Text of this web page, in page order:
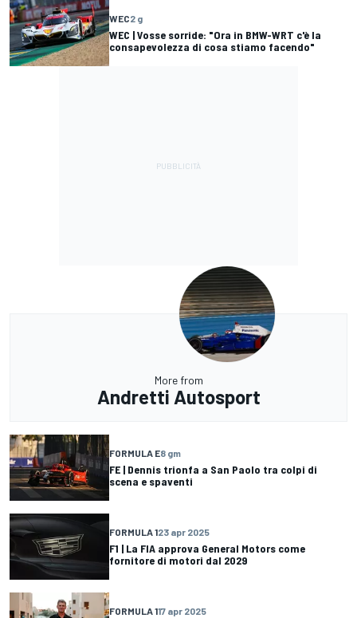
WEC2 g
WEC | Vosse sorride: "Ora in BMW-WRT c'è la
consapevolezza di cosa stiamo facendo"
More from
Andretti Autosport
FORMULA E8 gm
FE | Dennis trionfa a San Paolo tra colpi di
scena e spaventi
FORMULA 123 apr 2025
F1 | La FIA approva General Motors come
fornitore di motori dal 2029
FORMULA 117 apr 2025